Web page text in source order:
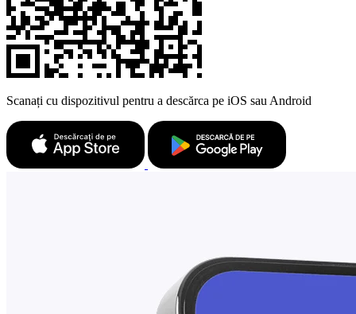
Scanați cu dispozitivul pentru a descărca pe iOS sau Android